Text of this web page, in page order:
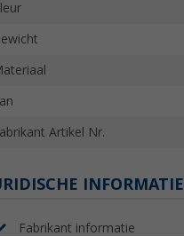
Artikel Nr.
INFORMATIE
Fabrikant informatie